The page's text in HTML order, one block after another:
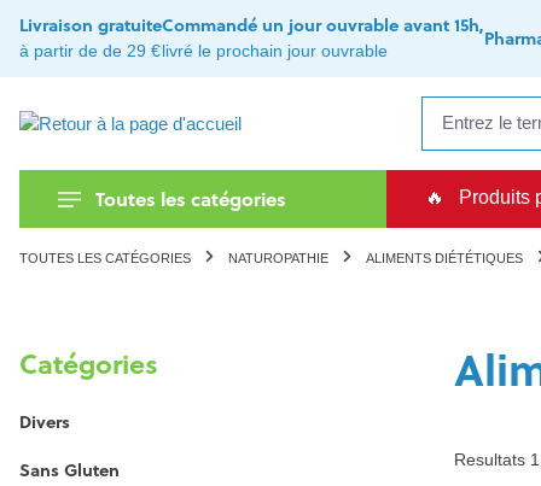
Passer à la navigation principale
Livraison gratuite
à partir de de 29 €
Commandé un jour ouvrable avant 15h,
livré le prochain jour ouvrable
Toutes les catégories 🔥 Produits
TOUTES LES CATÉGORIES NATUROPATHIE ALIMENTS DIÉTÉTIQUES
Catégories
Divers
Sans Gluten Resultats